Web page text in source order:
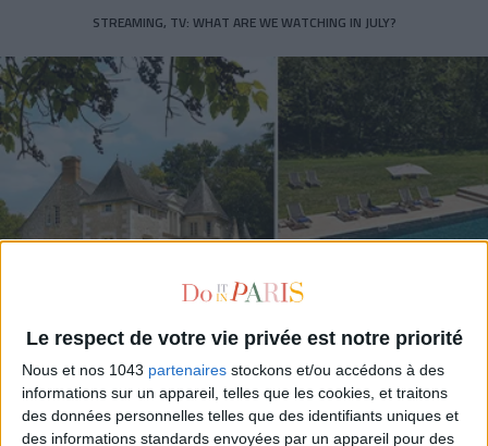
Le respect de votre vie privée est notre priorité
Nous et nos 1043 partenaires stockons et/ou accédons à des
informations sur un appareil, telles que les cookies, et traitons
des données personnelles telles que des identifiants uniques et
des informations standards envoyées par un appareil pour des
STREAMING, TV: WHAT ARE WE WATCHING IN JULY?
UN WEEK-END DE RÊVE EN PLEINE CAMPAGNE À 1H DE PARIS